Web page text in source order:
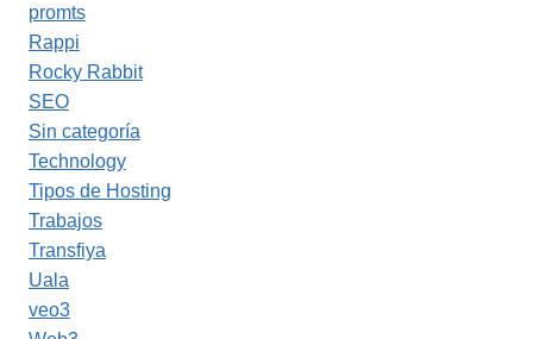
promts
Rappi
Rocky Rabbit
SEO
Sin categoría
Technology
Tipos de Hosting
Trabajos
Transfiya
Uala
veo3